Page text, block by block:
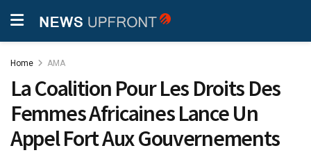
Home AMA
La Coalition Pour Les Droits Des
Femmes Africaines Lance Un
Appel Fort Aux Gouvernements